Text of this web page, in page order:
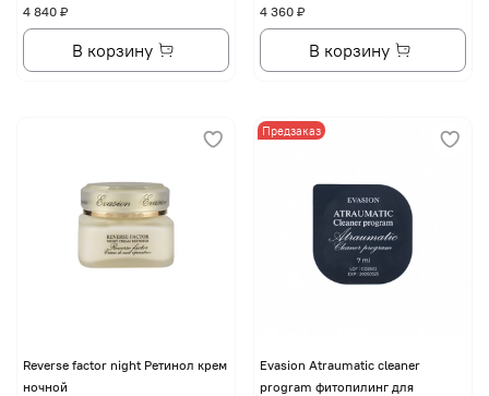
4 840 ₽
В корзину
4 360 ₽
В корзину
Reverse factor night Ретинол крем
ночной
Предзаказ
Evasion Atraumatic cleaner
program фитопилинг для